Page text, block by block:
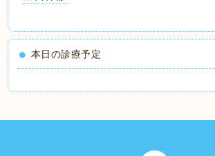
本日の診療予定